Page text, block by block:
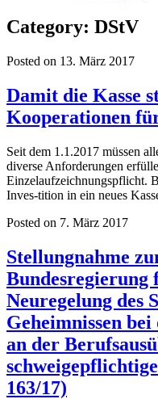
Category: DStV
Posted on 13. März 2017
Damit die Kasse
Kooperationen
Seit dem 1.1.2017 müssen
diverse Anforderungen
Einzelaufzeichnungspflicht.
Inves-tition in ein neues
Posted on 7. März 2017
Stellungnahme
Bundesregierung
Neuregelung des
Geheimnissen
an der
163/17)